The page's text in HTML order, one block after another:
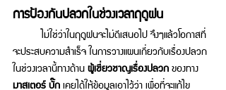
การป้องกันปลวกในช่วงเวลาฤดูฝน
ไม่ใช่ว่าในฤดูฝนจะไม่ดีเสนอไป จึงๆแล้วโอกาสที่
จะประสบความสำเร็จ ในการวางแผนเกี่ยวกับเรื่องปลวก
ในช่วงเวลานี้ทางด้าน ผู้เชี่ยวชาญเรื่องปลวก ของทาง
มาสเตอร์ บั๊ก เคยได้ให้ข้อมูลเอาไว้ว่า เพื่อที่จะแก้ไข